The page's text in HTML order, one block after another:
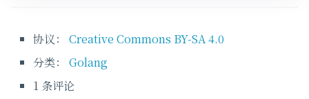
协议： Creative Commons BY-SA 4.0
分类： Golang
1 条评论